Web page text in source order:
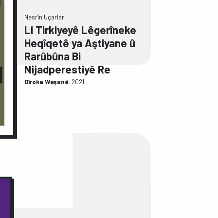
Nesrîn Uçarlar
Li Tirkiyeyê Lêgerîneke
Heqîqetê ya Aştiyane û
Rarûbûna Bi
Nijadperestiyê Re
Dîroka Weşanê: 2021